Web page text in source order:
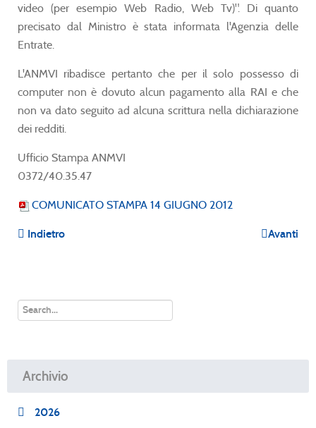
video (per esempio Web Radio, Web Tv)". Di quanto
precisato dal Ministro è stata informata l'Agenzia delle
Entrate.
L'ANMVI ribadisce pertanto che per il solo possesso di
computer non è dovuto alcun pagamento alla RAI e che
non va dato seguito ad alcuna scrittura nella dichiarazione
dei redditi.
Ufficio Stampa ANMVI
0372/40.35.47
COMUNICATO STAMPA 14 GIUGNO 2012
Indietro Avanti
Archivio
2026